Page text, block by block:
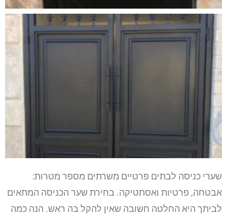
שערי כניסה לבתים פרטיים משרתים מספר מטרות:
אבטחה, פרטיות ואסתטיקה. בחירת שער הכניסה המתאים
לביתך היא החלטה חשובה שאין להקל בה ראש. הנה כמה